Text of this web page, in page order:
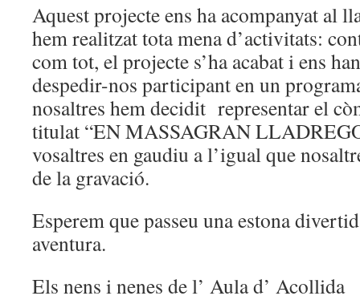
Aquest projecte ens ha acompanyat al
hem realitzat tota mena d’activitats:
com tot, el projecte s’ha acabat i ens
despedir-nos participant en un
nosaltres hem decidit representar el
titulat “EN MASSAGRAN
vosaltres en gaudiu a l’igual que
de la gravació.
Esperem que passeu una estona
aventura.
Els nens i nenes de l’ Aula d’ Acollida